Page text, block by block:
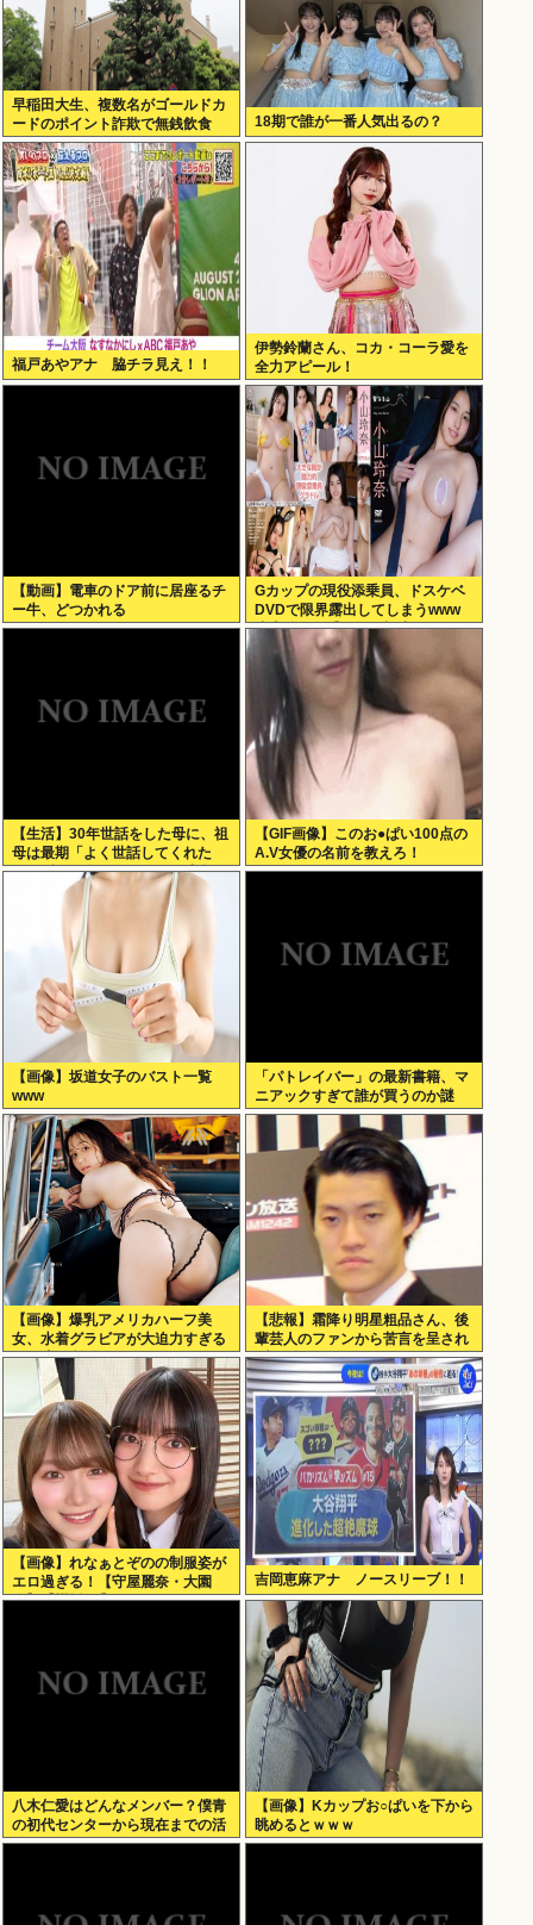
早稲田大生、複数名がゴールドカ
ードのポイント詐欺で無銭飲食
18期で誰が一番人気出るの？
福戸あやアナ 脇チラ見え！！
伊勢鈴蘭さん、コカ・コーラ愛を
全力アピール！
【動画】電車のドア前に居座るチ
ー牛、どつかれる
Gカップの現役添乗員、ドスケベ
DVDで限界露出してしまうwww
小山玲奈、手ぶらや極小ビキニで
大放出！！新作「聖なる山」の動
画＆画像まとめ！
【生活】30年世話をした母に、祖
母は最期「よく世話してくれた
ね。ずっと嫌いだったのが残念だ
よ」と言って死んだ
【GIF画像】このお●ぱい100点の
A.V女優の名前を教えろ！
【画像】坂道女子のバスト一覧
www
「パトレイバー」の最新書籍、マ
ニアックすぎて誰が買うのか謎
【画像】爆乳アメリカハーフ美
女、水着グラビアが大迫力すぎる
www美澄衿依がむっちりマシュマ
ロボディを解放！！
【悲報】霜降り明星粗品さん、後
輩芸人のファンから苦言を呈され
ブチギレ発狂…
【画像】れなぁとぞのの制服姿が
エロ過ぎる！【守屋麗奈・大園
玲】【櫻坂46】
吉岡恵麻アナ ノースリーブ！！
八木仁愛はどんなメンバー？僕青
の初代センターから現在までの活
動を紹介
【画像】Kカップお○ぱいを下から
眺めるとｗｗｗ